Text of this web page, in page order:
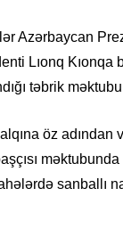
Azərbaycan
Lıonq
təbrik
öz
sanballı